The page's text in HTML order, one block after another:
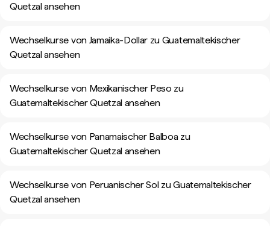
Quetzal ansehen
Wechselkurse von Jamaika-Dollar zu Guatemaltekischer
Quetzal ansehen
Wechselkurse von Mexikanischer Peso zu
Guatemaltekischer Quetzal ansehen
Wechselkurse von Panamaischer Balboa zu
Guatemaltekischer Quetzal ansehen
Wechselkurse von Peruanischer Sol zu Guatemaltekischer
Quetzal ansehen